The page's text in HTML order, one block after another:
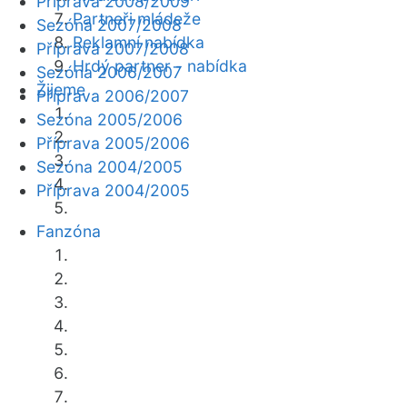
Partneři mládeže
Reklamní nabídka
Hrdý partner - nabídka
Žijeme
Fanzóna
Sezóna 2007/2008
Příprava 2007/2008
Sezóna 2006/2007
Příprava 2006/2007
Sezóna 2005/2006
Příprava 2005/2006
Sezóna 2004/2005
Příprava 2004/2005